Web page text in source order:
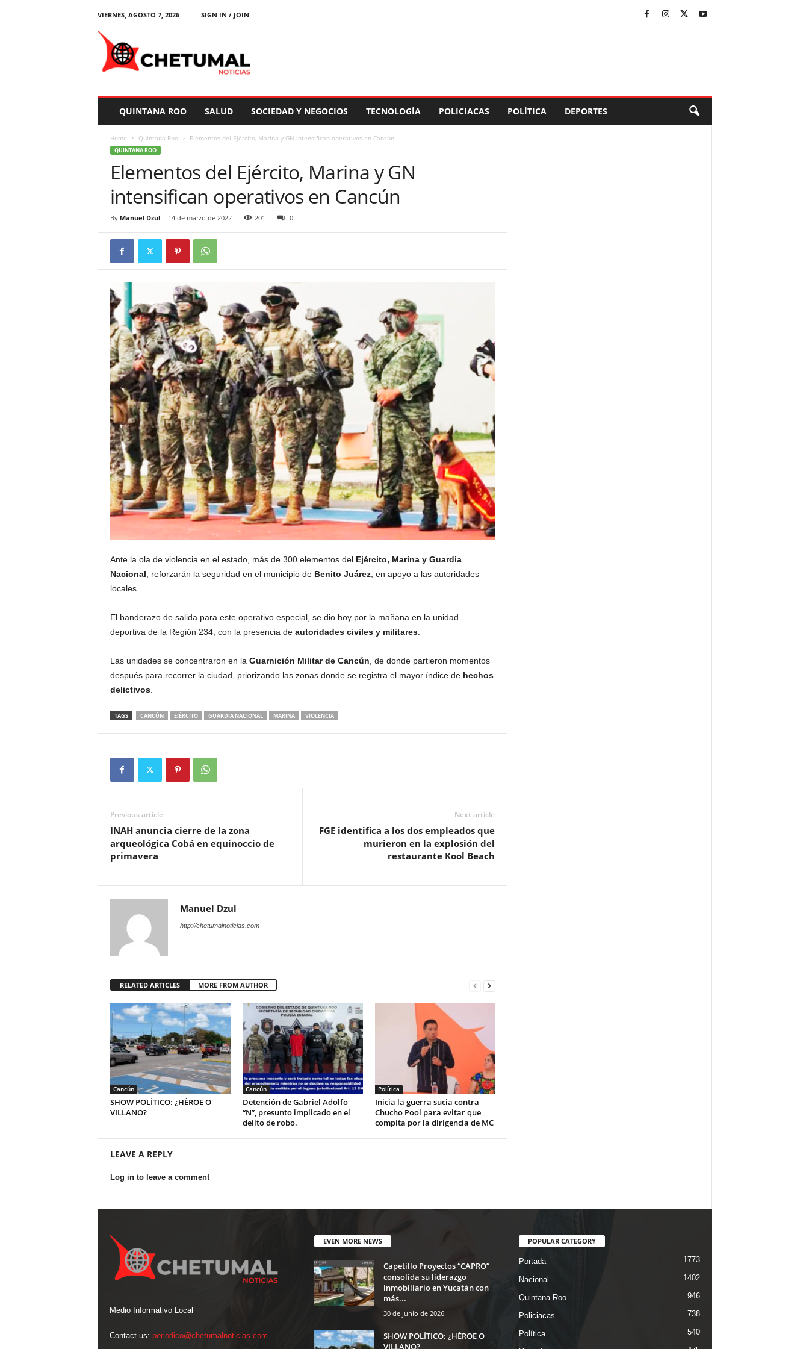
VIERNES, AGOSTO 7, 2026
SIGN IN / JOIN
QUINTANA ROO SALUD SOCIEDAD Y NEGOCIOS TECNOLOGÍA POLICIACAS POLÍTICA DEPORTES
Home Quintana Roo Elementos del Ejército, Marina y GN intensifican operativos en Cancún
QUINTANA ROO
Elementos del Ejército, Marina y GN
intensifican operativos en Cancún
By Manuel Dzul- 14 de marzo de 2022 201 0
Ante la ola de violencia en el estado, más de 300 elementos delEjército, Marina y Guardia
Nacional , reforzarán la seguridad en el municipio de Benito Juárez, en apoyo a las autoridades
locales.
El banderazo de salida para este operativo especial, se dio hoy por la mañana en la unidad
deportiva de la Región 234, con la presencia de autoridades civiles y militares.
Las unidades se concentraron en la Guarnición Militar de Cancún , de donde partieron momentos
después para recorrer la ciudad, priorizando las zonas donde se registra el mayor índice de hechos
delictivos.
TAGS CANCÚN EJÉRCITO GUARDIA NACIONAL MARINA VIOLENCIA
Previous article
INAH anuncia cierre de la zona
arqueológica Cobá en equinoccio de
primavera
Next article
FGE identifica a los dos empleados que
murieron en la explosión del
restaurante Kool Beach
Manuel Dzul
http://chetumalnoticias.com
RELATED ARTICLES MORE FROM AUTHOR
Cancún
SHOW POLÍTICO: ¿HÉROE O
VILLANO?
Cancún
Detención de Gabriel Adolfo
“N”, presunto implicado en el
delito de robo.
Política
Inicia la guerra sucia contra
Chucho Pool para evitar que
compita por la dirigencia de MC
LEAVE A REPLY
Log in to leave a comment
Medio Informativo Local
Contact us: periodico@chetumalnoticias.com
EVEN MORE NEWS
Capetillo Proyectos “CAPRO”
consolida su liderazgo
inmobiliario en Yucatán con
más...
30 de junio de 2026
SHOW POLÍTICO: ¿HÉROE O
VILLANO?
POPULAR CATEGORY
Portada 1773
Nacional 1402
Quintana Roo 946
Policiacas 738
Política 540